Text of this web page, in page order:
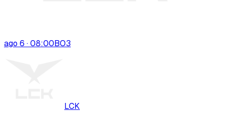
ago 6 · 08:00BO3
LCK